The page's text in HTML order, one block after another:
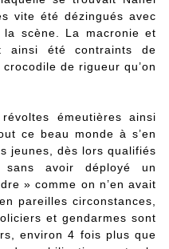
vite été dézingués avec
la scène. La macronie et
ainsi été contraints de
de rigueur qu’on
émeutières ainsi
ce beau monde à s’en
jeunes, dès lors qualifiés
sans avoir déployé un
» comme on n’en avait
pareilles circonstances,
et gendarmes sont
environ 4 fois plus que